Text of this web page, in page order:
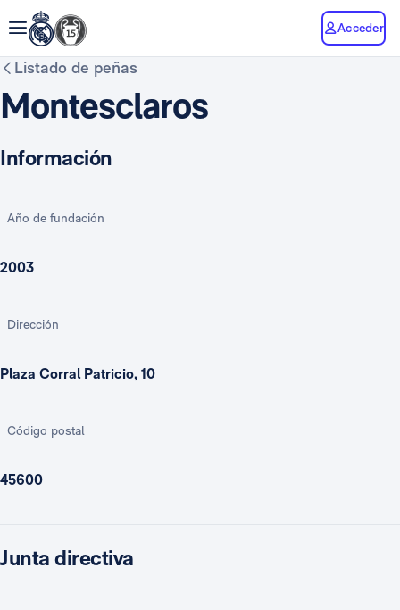
Acceder
Listado de peñas
Montesclaros
Información
Año de fundación
2003
Dirección
Plaza Corral Patricio, 10
Código postal
45600
Junta directiva